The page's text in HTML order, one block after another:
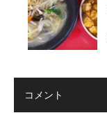
コメント